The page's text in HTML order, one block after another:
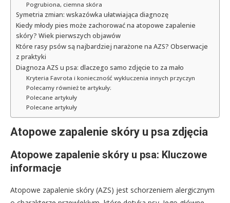
Pogrubiona, ciemna skóra
Symetria zmian: wskazówka ułatwiająca diagnozę
Kiedy młody pies może zachorować na atopowe zapalenie
skóry? Wiek pierwszych objawów
Które rasy psów są najbardziej narażone na AZS? Obserwacje
z praktyki
Diagnoza AZS u psa: dlaczego samo zdjęcie to za mało
Kryteria Favrota i konieczność wykluczenia innych przyczyn
Polecamy również te artykuły:
Polecane artykuły
Polecane artykuły
Atopowe zapalenie skóry u psa zdjęcia
Atopowe zapalenie skóry u psa: Kluczowe
informacje
Atopowe zapalenie skóry (AZS) jest schorzeniem alergicznym